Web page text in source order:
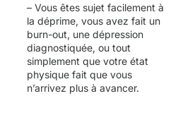
– Vous êtes sujet facilement à
la déprime, vous avez fait un
burn-out, une dépression
diagnostiquée, ou tout
simplement que votre état
physique fait que vous
n’arrivez plus à avancer.